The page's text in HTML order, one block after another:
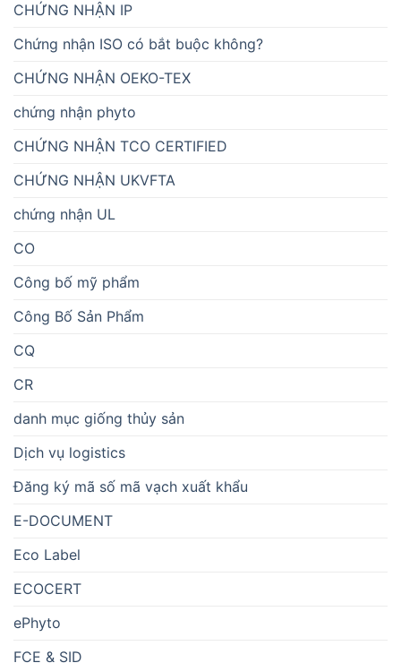
CHỨNG NHẬN IP
Chứng nhận ISO có bắt buộc không?
CHỨNG NHẬN OEKO-TEX
chứng nhận phyto
CHỨNG NHẬN TCO CERTIFIED
CHỨNG NHẬN UKVFTA
chứng nhận UL
CO
Công bố mỹ phẩm
Công Bố Sản Phẩm
CQ
CR
danh mục giống thủy sản
Dịch vụ logistics
Đăng ký mã số mã vạch xuất khẩu
E-DOCUMENT
Eco Label
ECOCERT
ePhyto
FCE & SID